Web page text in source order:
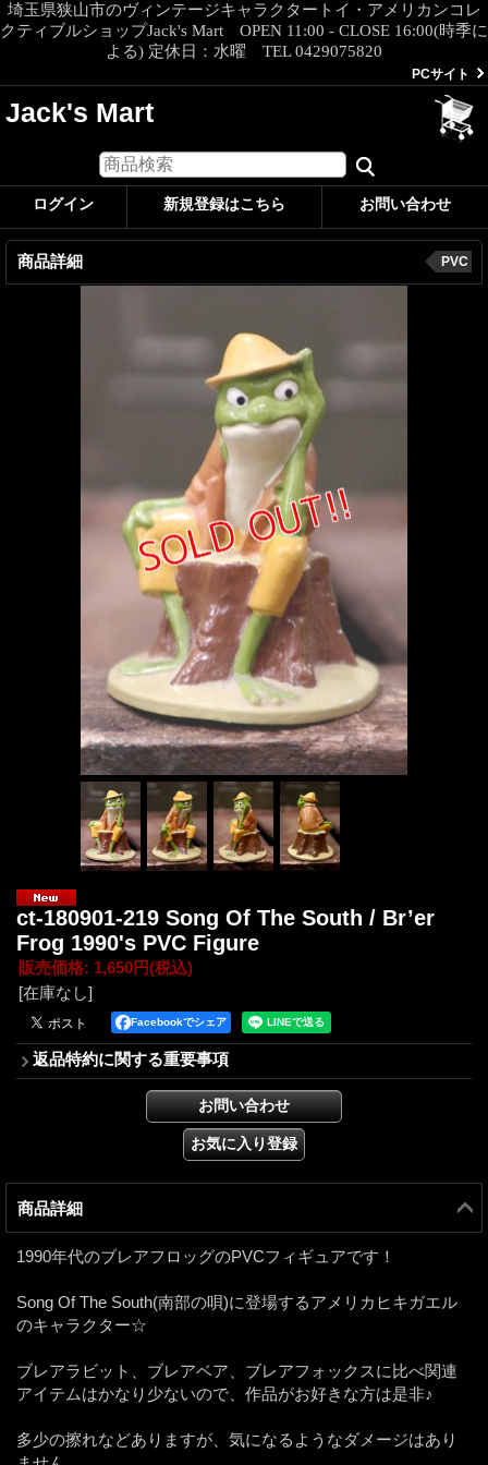
埼玉県狭山市のヴィンテージキャラクタートイ・アメリカンコレ
クティブルショップJack's Mart OPEN 11:00 - CLOSE 16:00(時季に
よる) 定休日：水曜 TEL 0429075820
PCサイト
Jack's Mart
ログイン 新規登録はこちら お問い合わせ
商品詳細 PVC
ct-180901-219 Song Of The South / Br’er
Frog 1990's PVC Figure
販売価格: 1,650円(税込)
[在庫なし]
Facebookでシェア
返品特約に関する重要事項
商品詳細
1990年代のブレアフロッグのPVCフィギュアです！
Song Of The South(南部の唄)に登場するアメリカヒキガエル
のキャラクター☆
ブレアラビット、ブレアベア、ブレアフォックスに比べ関連
アイテムはかなり少ないので、作品がお好きな方は是非♪
多少の擦れなどありますが、気になるようなダメージはあり